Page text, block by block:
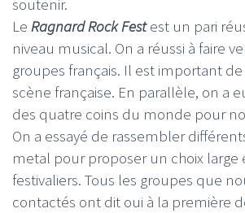
soutenir.
Le Ragnard Rock Festest un pari
niveau musical. On a réussi à faire
groupes français. Il est important
scène française. En parallèle, on a
des quatre coins du monde pour
On a essayé de rassembler
metal pour proposer un choix large
festivaliers. Tous les groupes que
contactés ont dit oui à la première